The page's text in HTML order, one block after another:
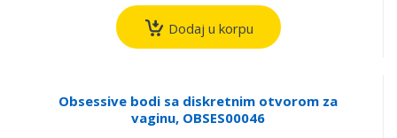
Dodaj u korpu
Obsessive bodi sa diskretnim otvorom za
vaginu, OBSES00046